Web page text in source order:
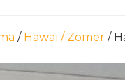
/ Hawaï / Zomer /